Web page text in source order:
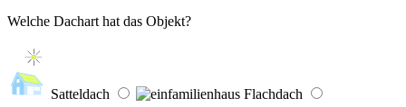
Welche Dachart hat das Objekt?
Satteldach Flachdach